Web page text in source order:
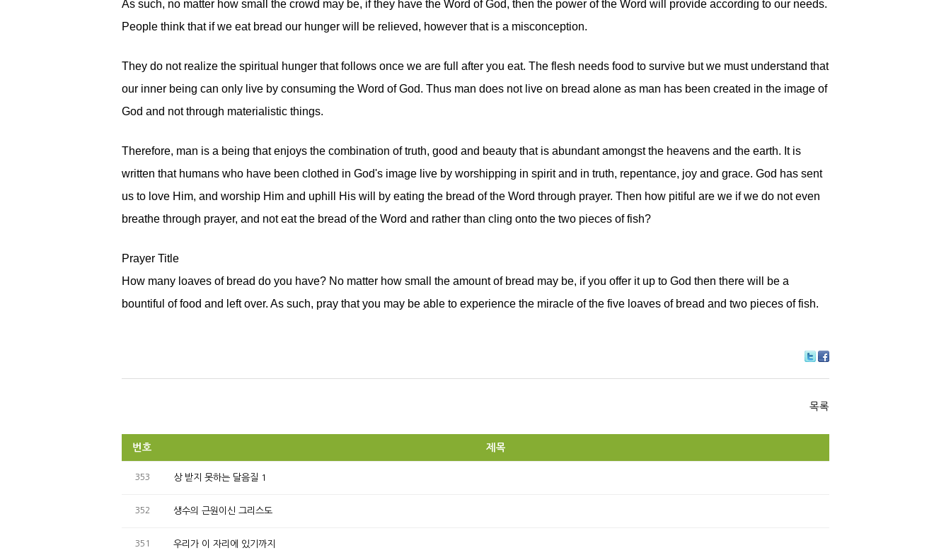
As such, no matter how small the crowd may be, if they have the Word of God, then the power of the Word will provide according to our needs.
People think that if we eat bread our hunger will be relieved, however that is a misconception.
They do not realize the spiritual hunger that follows once we are full after you eat. The flesh needs food to survive but we must understand that
our inner being can only live by consuming the Word of God. Thus man does not live on bread alone as man has been created in the image of
God and not through materialistic things.
Therefore, man is a being that enjoys the combination of truth, good and beauty that is abundant amongst the heavens and the earth. It is
written that humans who have been clothed in God's image live by worshipping in spirit and in truth, repentance, joy and grace. God has sent
us to love Him, and worship Him and uphill His will by eating the bread of the Word through prayer. Then how pitiful are we if we do not even
breathe through prayer, and not eat the bread of the Word and rather than cling onto the two pieces of fish?
Prayer Title
How many loaves of bread do you have? No matter how small the amount of bread may be, if you offer it up to God then there will be a
bountiful of food and left over. As such, pray that you may be able to experience the miracle of the five loaves of bread and two pieces of fish.
itte ce
ok
목록
번호 제목
353 상 받지 못하는 달음질 1
352 생수의 근원이신 그리스도
351 우리가 이 자리에 있기까지